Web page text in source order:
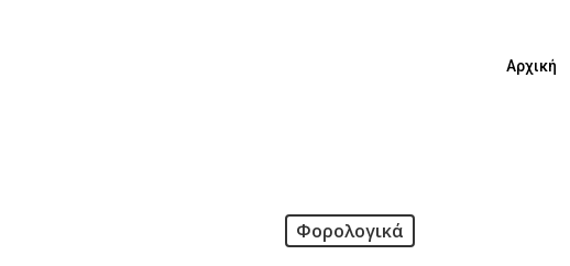
Αρχική
Φορολογικά